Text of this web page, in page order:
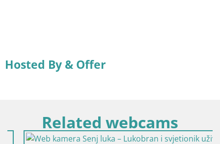
Hosted By & Offer
Related webcams